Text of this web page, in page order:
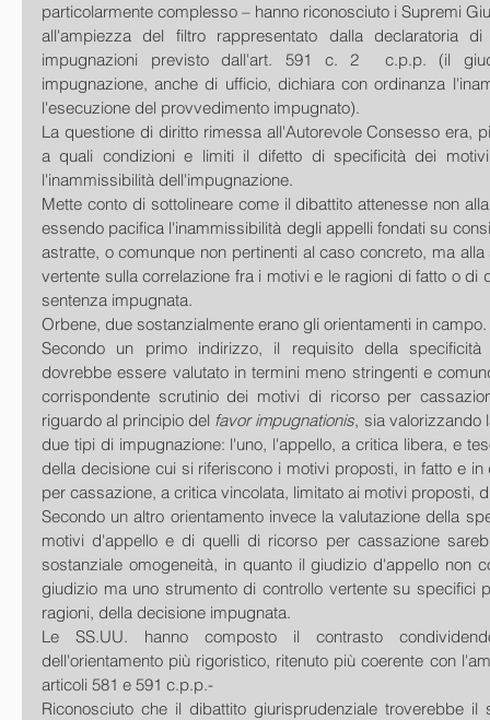
particolarmente complesso – hanno riconosciuto i Supremi
all'ampiezza del filtro rappresentato dalla declaratoria di
impugnazioni previsto dall'art. 591 c. 2  c.p.p. (il
impugnazione, anche di ufficio, dichiara con ordinanza
l'esecuzione del provvedimento impugnato).
La questione di diritto rimessa all'Autorevole Consesso era,
a quali condizioni e limiti il difetto di specificità dei
l'inammissibilità dell'impugnazione.
Mette conto di sottolineare come il dibattito attenesse non
essendo pacifica l'inammissibilità degli appelli fondati su
astratte, o comunque non pertinenti al caso concreto, ma
vertente sulla correlazione fra i motivi e le ragioni di fatto o di
sentenza impugnata.
Orbene, due sostanzialmente erano gli orientamenti in campo.
Secondo un primo indirizzo, il requisito della
dovrebbe essere valutato in termini meno stringenti e
corrispondente scrutinio dei motivi di ricorso per
riguardo al principio del favor impugnationis, sia valorizzando
due tipi di impugnazione: l'uno, l'appello, a critica libera, e
della decisione cui si riferiscono i motivi proposti, in fatto e in
per cassazione, a critica vincolata, limitato ai motivi proposti,
Secondo un altro orientamento invece la valutazione della
motivi d'appello e di quelli di ricorso per cassazione
sostanziale omogeneità, in quanto il giudizio d'appello non
giudizio ma uno strumento di controllo vertente su specifici
ragioni, della decisione impugnata.
Le SS.UU. hanno composto il contrasto
dell'orientamento più rigoristico, ritenuto più coerente con
articoli 581 e 591 c.p.p.-
Riconosciuto che il dibattito giurisprudenziale troverebbe il